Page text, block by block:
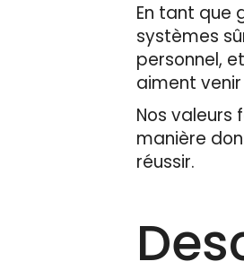
En tant que
systèmes
personnel,
aiment
Nos
manière
réussir.